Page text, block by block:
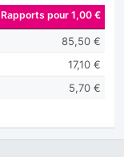
Rapports pour 1,00 €
85,50 €
17,10 €
5,70 €